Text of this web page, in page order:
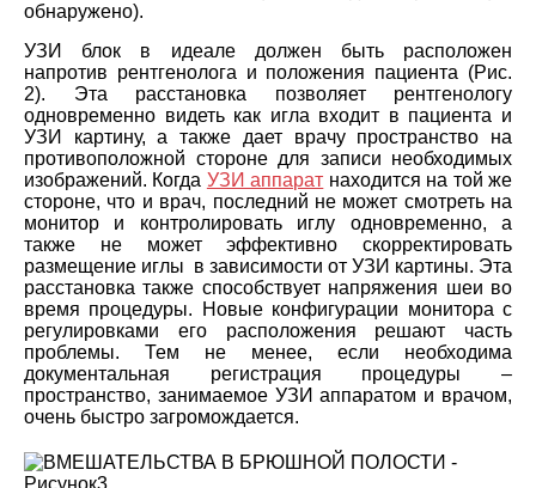
обнаружено).
УЗИ блок в идеале должен быть расположен
напротив рентгенолога и положения пациента (Рис.
2). Эта расстановка позволяет рентгенологу
одновременно видеть как игла входит в пациента и
УЗИ картину, а также дает врачу пространство на
противоположной стороне для записи необходимых
изображений. Когда УЗИ аппарат находится на той же
стороне, что и врач, последний не может смотреть на
монитор и контролировать иглу одновременно, а
также не может эффективно скорректировать
размещение иглы в зависимости от УЗИ картины. Эта
расстановка также способствует напряжения шеи во
время процедуры. Новые конфигурации монитора с
регулировками его расположения решают часть
проблемы. Тем не менее, если необходима
документальная регистрация процедуры –
пространство, занимаемое УЗИ аппаратом и врачом,
очень быстро загромождается.